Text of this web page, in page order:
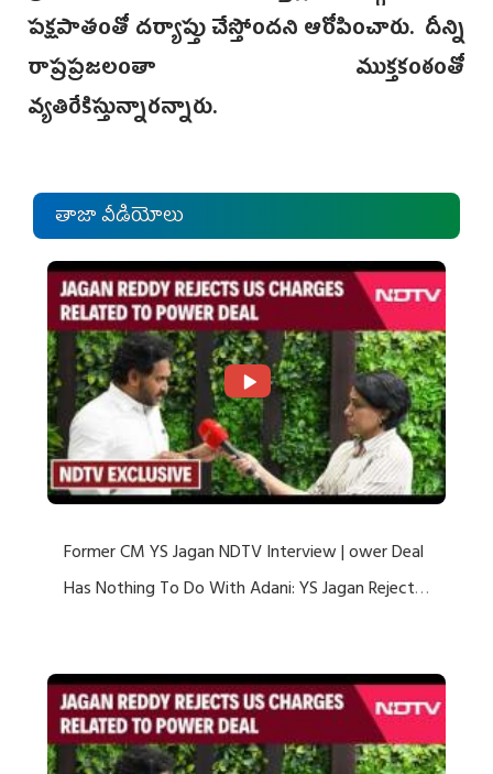
పక్షపాతంతో దర్యాప్తు చేస్తోందని ఆరోపించారు. దీన్ని
రాష్రప్రజలంతా ముక్తకంఠంతో
వ్యతిరేకిస్తున్నారన్నారు.
తాజా వీడియోలు
Former CM YS Jagan NDTV Interview | ower Deal
Has Nothing To Do With Adani: YS Jagan Rejects